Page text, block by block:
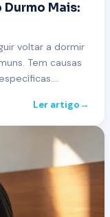
Mais:
voltar a dormir
Tem causas
Ler artigo→